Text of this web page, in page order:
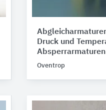
Druck und
Absperrarmaturen
Oventrop